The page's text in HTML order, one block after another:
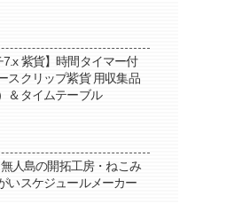
7.x 紫貨】時間タイマー付
スクリップ紫貨 用収集品
＆タイムテーブル
無人島の開拓工房・ねこみ
いスケジュールメーカー